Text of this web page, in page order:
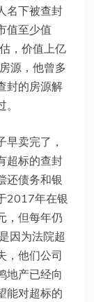
名下被查封
值至少值
，价值上亿
源，他曾多
封的房源解
卖完了，
超标的查封
还债务和银
2017年在银
，但每年仍
因为法院超
，他们公司
地产已经向
能对超标的